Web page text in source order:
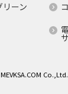
ーン